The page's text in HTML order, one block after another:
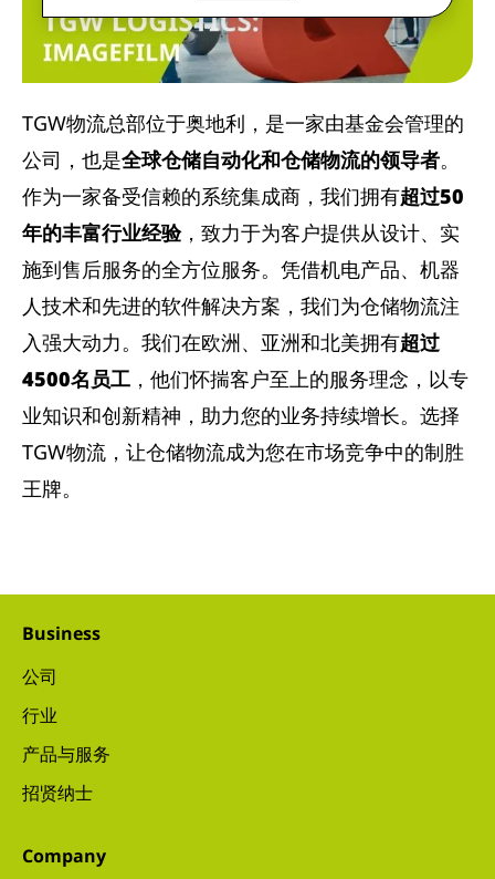
TGW物流总部位于奥地利，是一家由基金会管理的
公司，也是全球仓储自动化和仓储物流的领导者。
作为一家备受信赖的系统集成商，我们拥有超过50
年的丰富行业经验，致力于为客户提供从设计、实
施到售后服务的全方位服务。凭借机电产品、机器
人技术和先进的软件解决方案，我们为仓储物流注
入强大动力。我们在欧洲、亚洲和北美拥有超过
4500名员工 ，他们怀揣客户至上的服务理念，以专
业知识和创新精神，助力您的业务持续增长。选择
TGW物流，让仓储物流成为您在市场竞争中的制胜
王牌。
Business
公司
行业
产品与服务
招贤纳士
Company